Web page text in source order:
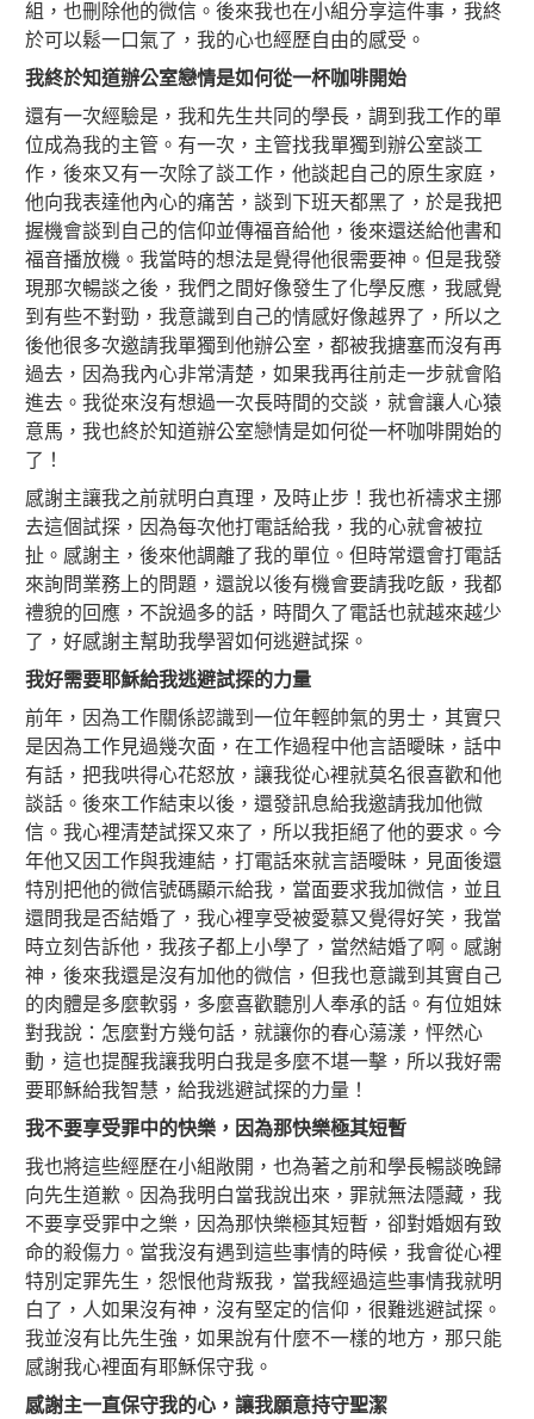
組，也刪除他的微信。後來我也在小組分享這件事，我終
於可以鬆一口氣了，我的心也經歷自由的感受。
我終於知道辦公室戀情是如何從一杯咖啡開始
還有一次經驗是，我和先生共同的學長，調到我工作的單
位成為我的主管。有一次，主管找我單獨到辦公室談工
作，後來又有一次除了談工作，他談起自己的原生家庭，
他向我表達他內心的痛苦，談到下班天都黑了，於是我把
握機會談到自己的信仰並傳福音給他，後來還送給他書和
福音播放機。我當時的想法是覺得他很需要神。但是我發
現那次暢談之後，我們之間好像發生了化學反應，我感覺
到有些不對勁，我意識到自己的情感好像越界了，所以之
後他很多次邀請我單獨到他辦公室，都被我搪塞而沒有再
過去，因為我內心非常清楚，如果我再往前走一步就會陷
進去。我從來沒有想過一次長時間的交談，就會讓人心猿
意馬，我也終於知道辦公室戀情是如何從一杯咖啡開始的
了！
感謝主讓我之前就明白真理，及時止步！我也祈禱求主挪
去這個試探，因為每次他打電話給我，我的心就會被拉
扯。感謝主，後來他調離了我的單位。但時常還會打電話
來詢問業務上的問題，還說以後有機會要請我吃飯，我都
禮貌的回應，不說過多的話，時間久了電話也就越來越少
了，好感謝主幫助我學習如何逃避試探。
我好需要耶穌給我逃避試探的力量
前年，因為工作關係認識到一位年輕帥氣的男士，其實只
是因為工作見過幾次面，在工作過程中他言語曖昧，話中
有話，把我哄得心花怒放，讓我從心裡就莫名很喜歡和他
談話。後來工作結束以後，還發訊息給我邀請我加他微
信。我心裡清楚試探又來了，所以我拒絕了他的要求。今
年他又因工作與我連結，打電話來就言語曖昧，見面後還
特別把他的微信號碼顯示給我，當面要求我加微信，並且
還問我是否結婚了，我心裡享受被愛慕又覺得好笑，我當
時立刻告訴他，我孩子都上小學了，當然結婚了啊。感謝
神，後來我還是沒有加他的微信，但我也意識到其實自己
的肉體是多麼軟弱，多麼喜歡聽別人奉承的話。有位姐妹
對我說：怎麼對方幾句話，就讓你的春心蕩漾，怦然心
動，這也提醒我讓我明白我是多麼不堪一擊，所以我好需
要耶穌給我智慧，給我逃避試探的力量！
我不要享受罪中的快樂，因為那快樂極其短暫
我也將這些經歷在小組敞開，也為著之前和學長暢談晚歸
向先生道歉。因為我明白當我說出來，罪就無法隱藏，我
不要享受罪中之樂，因為那快樂極其短暫，卻對婚姻有致
命的殺傷力。當我沒有遇到這些事情的時候，我會從心裡
特別定罪先生，怨恨他背叛我，當我經過這些事情我就明
白了，人如果沒有神，沒有堅定的信仰，很難逃避試探。
我並沒有比先生強，如果說有什麼不一樣的地方，那只能
感謝我心裡面有耶穌保守我。
感謝主一直保守我的心，讓我願意持守聖潔